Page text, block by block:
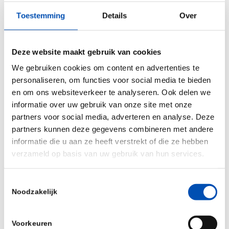
Toestemming Details Over
Deze website maakt gebruik van cookies
We gebruiken cookies om content en advertenties te
personaliseren, om functies voor social media te bieden
en om ons websiteverkeer te analyseren. Ook delen we
informatie over uw gebruik van onze site met onze
partners voor social media, adverteren en analyse. Deze
partners kunnen deze gegevens combineren met andere
informatie die u aan ze heeft verstrekt of die ze hebben
verzameld op basis van uw gebruik van hun services.
Noodzakelijk
Voorkeuren
Programma
16.30
uur
Welkom door dagvoorzitter Bert Leufkens,
voorzitter GGG-raad
16.40
uur
Interactief gesprek, afgewisseld met toelichting,
tips en aandachtspunten
Aan tafel:
Dr. Jasmijn Timp, ZonMw-Geneesmiddelen